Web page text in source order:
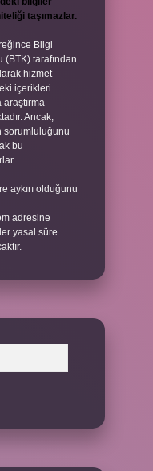
taşımazlar.
Bilgi
tarafından
hizmet
içerikleri
Ancak,
sorumluluğunu
bu
aykırı olduğunu
adresine
yasal süre